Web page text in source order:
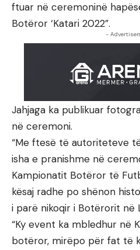
ftuar në ceremoninë
Botëror ‘Katari 2022”.
-
Jahjaga ka publikuar
në ceremoni.
“Me ftesë të autoriteteve
isha e pranishme në
Kampionatit Botëror të
kësaj radhe po shënon
i parë nikoqir i Botërorit në
“Ky event ka mbledhur në
botëror, mirëpo për fat të